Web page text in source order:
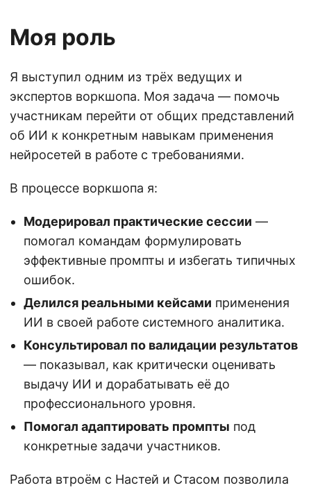
Моя роль
Я выступил одним из трёх ведущих и
экспертов воркшопа. Моя задача — помочь
участникам перейти от общих представлений
об ИИ к конкретным навыкам применения
нейросетей в работе с требованиями.
В процессе воркшопа я:
Модерировал практические сессии —
помогал командам формулировать
эффективные промпты и избегать типичных
ошибок.
Делился реальными кейсами применения
ИИ в своей работе системного аналитика.
Консультировал по валидации результатов
— показывал, как критически оценивать
выдачу ИИ и дорабатывать её до
профессионального уровня.
Помогал адаптировать промпты под
конкретные задачи участников.
Работа втроём с Настей и Стасом позволила